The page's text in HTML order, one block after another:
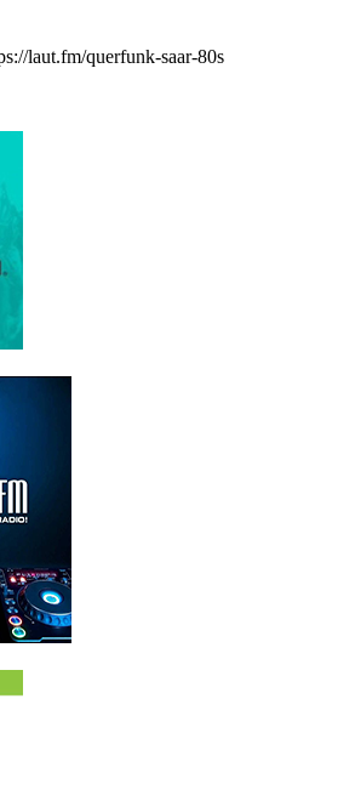
laut.fm/querfunk-saar-80s